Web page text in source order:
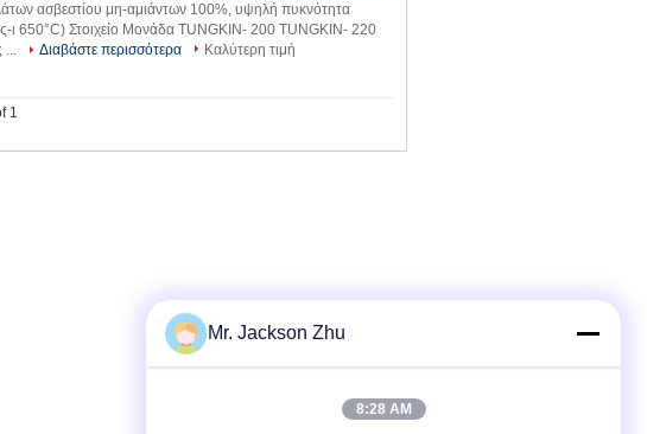
ασβεστίου μη-αμιάντων 100%, υψηλή πυκνότητα
ι 650°C) Στοιχείο Μονάδα TUNGKIN- 200 TUNGKIN- 220
...
Διαβάστε περισσότερα
Καλύτερη τιμή
1
Mr. Jackson Zhu
8:28 AM